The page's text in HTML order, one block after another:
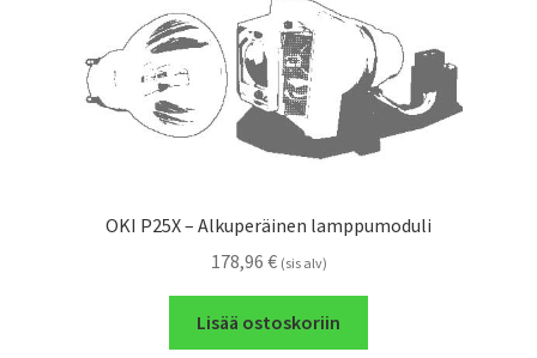
OKI P25X – Alkuperäinen lamppumoduli
178,96 € (sis alv)
Lisää ostoskoriin